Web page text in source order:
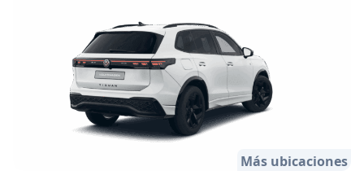
Más ubicaciones